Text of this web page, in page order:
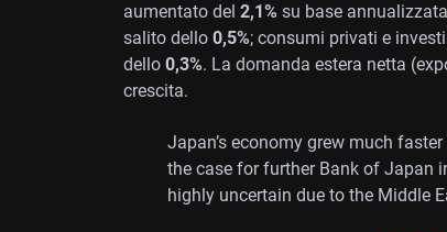
aumentato del 2,1% su base
salito dello 0,5%; consumi privati e
dello 0,3%. La domanda estera netta
crescita.
Japan’s economy grew much
the case for further Bank of Japan
highly uncertain due to the Middle